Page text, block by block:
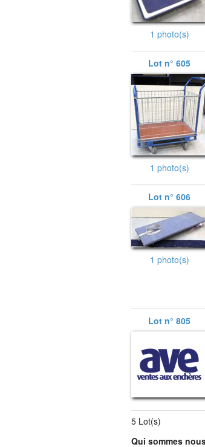
1 photo(s)
Lot n° 605
1 photo(s)
Lot n° 606
1 photo(s)
Lot n° 805
5 Lot(s)
Qui sommes